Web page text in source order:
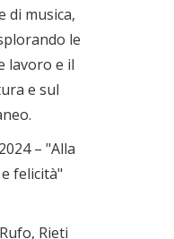
di musica,
le
lavoro e il
e sul
– "Alla
felicità"
Rieti